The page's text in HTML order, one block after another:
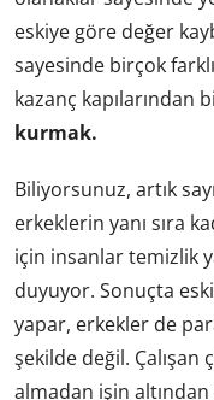
eskiye göre değer
sayesinde birçok
kazanç kapılarından
kurmak.
Biliyorsunuz, artık
erkeklerin yanı sıra
için insanlar temizlik
duyuyor. Sonuçta
yapar, erkekler de
şekilde değil. Çalışan
almadan işin